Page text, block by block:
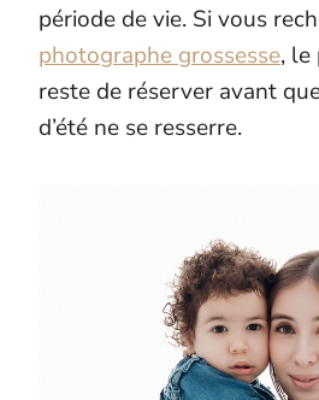
période de vie. Si vous
photographe grossesse,
reste de réserver avant
d’été ne se resserre.